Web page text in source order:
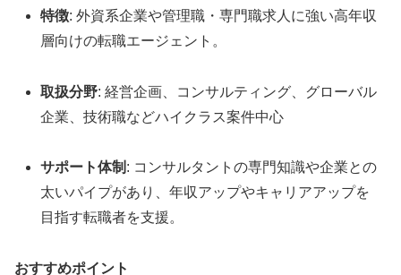
特徴: 外資系企業や管理職・専門職求人に強い高年収
層向けの転職エージェント。
取扱分野: 経営企画、コンサルティング、グローバル
企業、技術職などハイクラス案件中心
サポート体制 : コンサルタントの専門知識や企業との
太いパイプがあり、年収アップやキャリアアップを
目指す転職者を支援。
おすすめポイント